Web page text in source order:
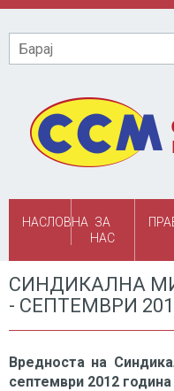
Skip to main content
Барај
НАСЛОВНА ЗА
НАС
СИНДИКАЛНА
- СЕПТЕМВРИ
Вредноста на
септември 2012